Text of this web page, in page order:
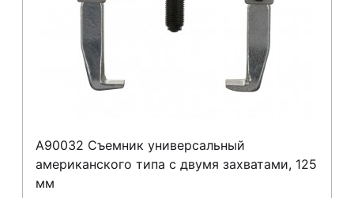
A90032 Съемник универсальный
американского типа с двумя захватами, 125
мм